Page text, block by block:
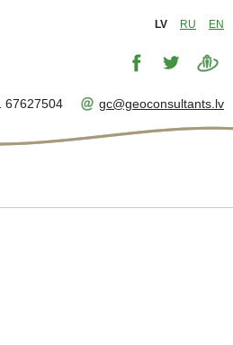
LV RU EN
67627504 gc@geoconsultants.lv